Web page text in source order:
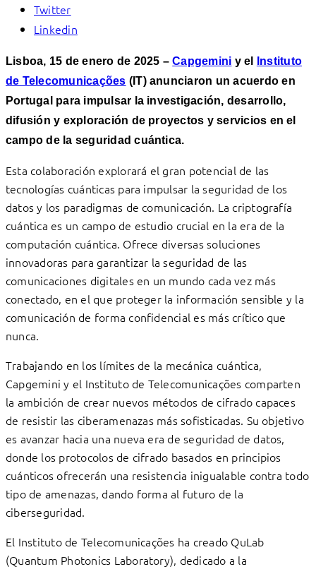
Twitter
Linkedin
Lisboa, 15 de enero de 2025 –Capgemini y el
Instituto
de Telecomunicações (IT) anunciaron un acuerdo en
Portugal para impulsar la investigación, desarrollo,
difusión y exploración de proyectos y servicios en el
campo de la seguridad cuántica.
Esta colaboración explorará el gran potencial de las
tecnologías cuánticas para impulsar la seguridad de los
datos y los paradigmas de comunicación. La criptografía
cuántica es un campo de estudio crucial en la era de la
computación cuántica. Ofrece diversas soluciones
innovadoras para garantizar la seguridad de las
comunicaciones digitales en un mundo cada vez más
conectado, en el que proteger la información sensible y la
comunicación de forma confidencial es más crítico que
nunca.
Trabajando en los límites de la mecánica cuántica,
Capgemini y el Instituto de Telecomunicações comparten
la ambición de crear nuevos métodos de cifrado capaces
de resistir las ciberamenazas más sofisticadas. Su objetivo
es avanzar hacia una nueva era de seguridad de datos,
donde los protocolos de cifrado basados en principios
cuánticos ofrecerán una resistencia inigualable contra todo
tipo de amenazas, dando forma al futuro de la
ciberseguridad.
El Instituto de Telecomunicações ha creado QuLab
(Quantum Photonics Laboratory), dedicado a la